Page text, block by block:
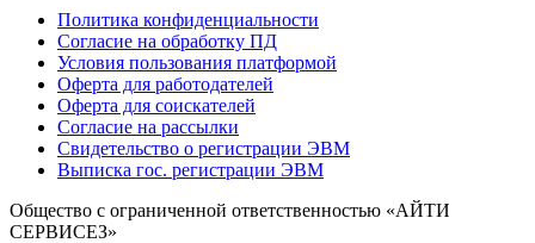
Политика конфиденциальности
Согласие на обработку ПД
Условия пользования платформой
Оферта для работодателей
Оферта для соискателей
Согласие на рассылки
Свидетельство о регистрации ЭВМ
Выписка гос. регистрации ЭВМ
Общество с ограниченной ответственностью «АЙТИ
СЕРВИСЕЗ»